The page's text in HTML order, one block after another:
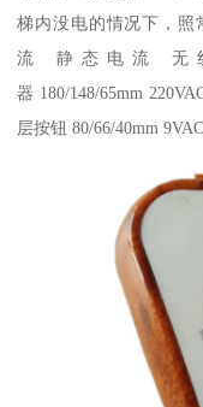
梯内没电的情况下，
流 静态电流 无
器 180/148/65mm
层按钮 80/66/40mm